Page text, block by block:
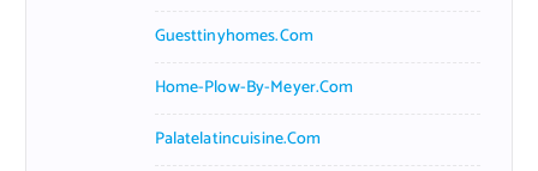
Guesttinyhomes.com
Home-Plow-By-Meyer.com
Palatelatincuisine.com